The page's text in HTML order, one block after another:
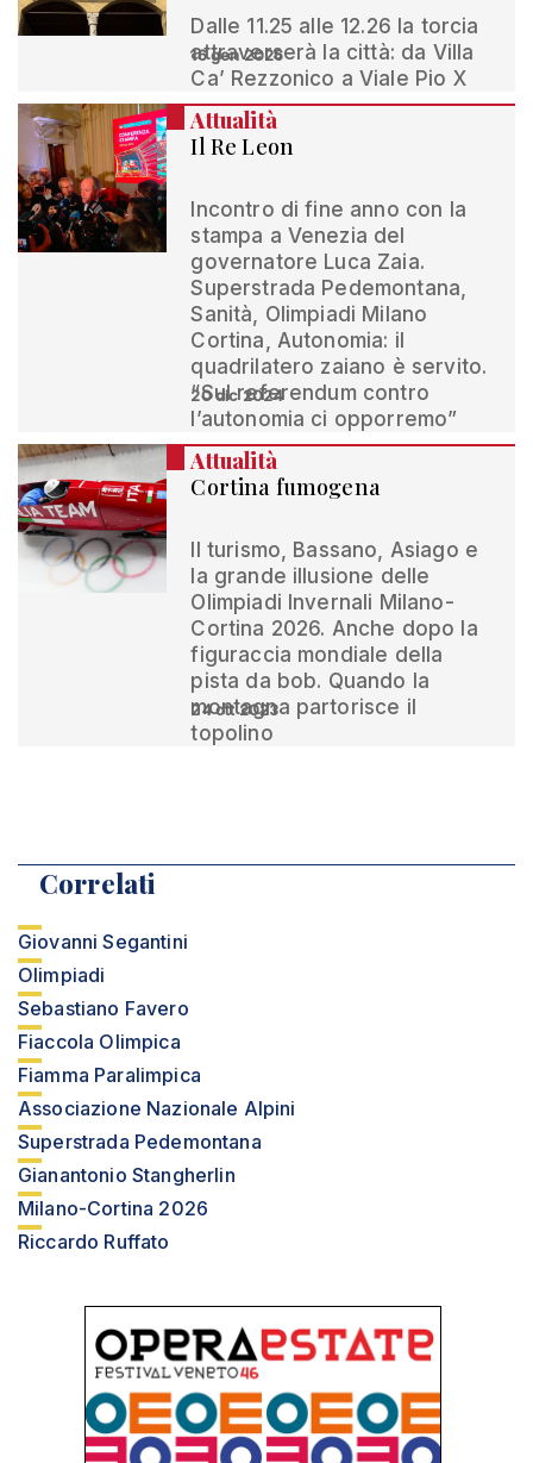
Dalle 11.25 alle 12.26 la torcia
attraverserà la città: da Villa
Ca’ Rezzonico a Viale Pio X
16 gen 2026
Attualità
Il Re Leon
Incontro di fine anno con la
stampa a Venezia del
governatore Luca Zaia.
Superstrada Pedemontana,
Sanità, Olimpiadi Milano
Cortina, Autonomia: il
quadrilatero zaiano è servito.
“Sul referendum contro
l’autonomia ci opporremo”
20 dic 2024
Attualità
Cortina fumogena
Il turismo, Bassano, Asiago e
la grande illusione delle
Olimpiadi Invernali Milano-
Cortina 2026. Anche dopo la
figuraccia mondiale della
pista da bob. Quando la
montagna partorisce il
topolino
24 ott 2023
Correlati
Giovanni Segantini
Olimpiadi
Sebastiano Favero
Fiaccola Olimpica
Fiamma Paralimpica
Associazione Nazionale Alpini
Superstrada Pedemontana
Gianantonio Stangherlin
Milano-Cortina 2026
Riccardo Ruffato